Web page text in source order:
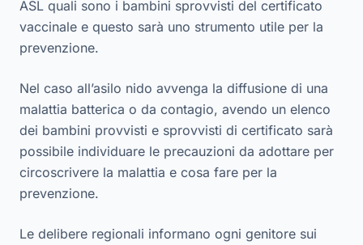
ASL quali sono i bambini sprovvisti del certificato
vaccinale e questo sarà uno strumento utile per la
prevenzione.
Nel caso all’asilo nido avvenga la diffusione di una
malattia batterica o da contagio, avendo un elenco
dei bambini provvisti e sprovvisti di certificato sarà
possibile individuare le precauzioni da adottare per
circoscrivere la malattia e cosa fare per la
prevenzione.
Le delibere regionali informano ogni genitore sui